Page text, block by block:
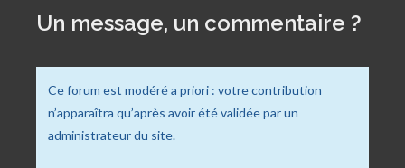
Un message, un commentaire ?
Ce forum est modéré a priori : votre contribution
n’apparaîtra qu’après avoir été validée par un
administrateur du site.